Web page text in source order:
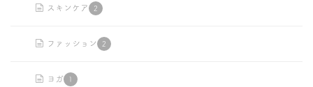
スキンケア 2
ファッション 2
ヨガ 1